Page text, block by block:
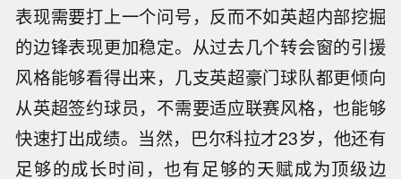
表现需要打上一个问号，反而不如英超内部挖掘
的边锋表现更加稳定。从过去几个转会窗的引援
风格能够看得出来，几支英超豪门球队都更倾向
从英超签约球员，不需要适应联赛风格，也能够
快速打出成绩。当然，巴尔科拉才23岁，他还有
足够的成长时间，也有足够的天赋成为顶级边